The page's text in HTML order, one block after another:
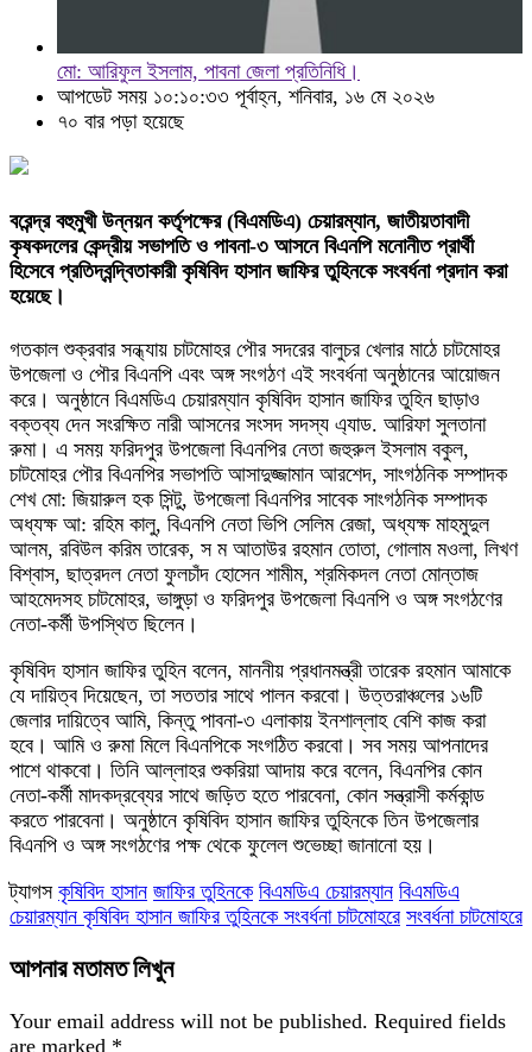
মো: আরিফুল ইসলাম, পাবনা জেলা প্রতিনিধি।
আপডেট সময় ১০:১০:৩৩ পূর্বাহ্ন, শনিবার, ১৬ মে ২০২৬
৭০ বার পড়া হয়েছে
বরেন্দ্র বহুমুখী উন্নয়ন কর্তৃপক্ষের (বিএমডিএ) চেয়ারম্যান, জাতীয়তাবাদী
কৃষকদলের কেন্দ্রীয় সভাপতি ও পাবনা-৩ আসনে বিএনপি মনোনীত প্রার্থী
হিসেবে প্রতিদ্বন্দ্বিতাকারী কৃষিবিদ হাসান জাফির তুহিনকে সংবর্ধনা প্রদান করা
হয়েছে।
গতকাল শুক্রবার সন্ধ্যায় চাটমোহর পৌর সদরের বালুচর খেলার মাঠে চাটমোহর
উপজেলা ও পৌর বিএনপি এবং অঙ্গ সংগঠণ এই সংবর্ধনা অনুষ্ঠানের আয়োজন
করে। অনুষ্ঠানে বিএমডিএ চেয়ারম্যান কৃষিবিদ হাসান জাফির তুহিন ছাড়াও
বক্তব্য দেন সংরক্ষিত নারী আসনের সংসদ সদস্য এ্যাড. আরিফা সুলতানা
রুমা। এ সময় ফরিদপুর উপজেলা বিএনপির নেতা জহুরুল ইসলাম বকুল,
চাটমোহর পৌর বিএনপির সভাপতি আসাদুজ্জামান আরশেদ, সাংগঠনিক সম্পাদক
শেখ মো: জিয়ারুল হক সিন্টু, উপজেলা বিএনপির সাবেক সাংগঠনিক সম্পাদক
অধ্যক্ষ আ: রহিম কালু, বিএনপি নেতা ভিপি সেলিম রেজা, অধ্যক্ষ মাহমুদুল
আলম, রবিউল করিম তারেক, স ম আতাউর রহমান তোতা, গোলাম মওলা, লিখণ
বিশ্বাস, ছাত্রদল নেতা ফুলচাঁদ হোসেন শামীম, শ্রমিকদল নেতা মোন্তাজ
আহমেদসহ চাটমোহর, ভাঙ্গুড়া ও ফরিদপুর উপজেলা বিএনপি ও অঙ্গ সংগঠণের
নেতা-কর্মী উপস্থিত ছিলেন।
কৃষিবিদ হাসান জাফির তুহিন বলেন, মাননীয় প্রধানমন্ত্রী তারেক রহমান আমাকে
যে দায়িত্ব দিয়েছেন, তা সততার সাথে পালন করবো। উত্তরাঞ্চলের ১৬টি
জেলার দায়িত্বে আমি, কিন্তু পাবনা-৩ এলাকায় ইনশাল্লাহ বেশি কাজ করা
হবে। আমি ও রুমা মিলে বিএনপিকে সংগঠিত করবো। সব সময় আপনাদের
পাশে থাকবো। তিনি আল্লাহর শুকরিয়া আদায় করে বলেন, বিএনপির কোন
নেতা-কর্মী মাদকদ্রব্যের সাথে জড়িত হতে পারবেনা, কোন সন্ত্রাসী কর্মকান্ড
করতে পারবেনা। অনুষ্ঠানে কৃষিবিদ হাসান জাফির তুহিনকে তিন উপজেলার
বিএনপি ও অঙ্গ সংগঠণের পক্ষ থেকে ফুলেল শুভেচ্ছা জানানো হয়।
ট্যাগস কৃষিবিদ হাসান জাফির তুহিনকে বিএমডিএ চেয়ারম্যান বিএমডিএ
চেয়ারম্যান কৃষিবিদ হাসান জাফির তুহিনকে সংবর্ধনা চাটমোহরে সংবর্ধনা চাটমোহরে
আপনার মতামত লিখুন
Your email address will not be published. Required fields
are marked *